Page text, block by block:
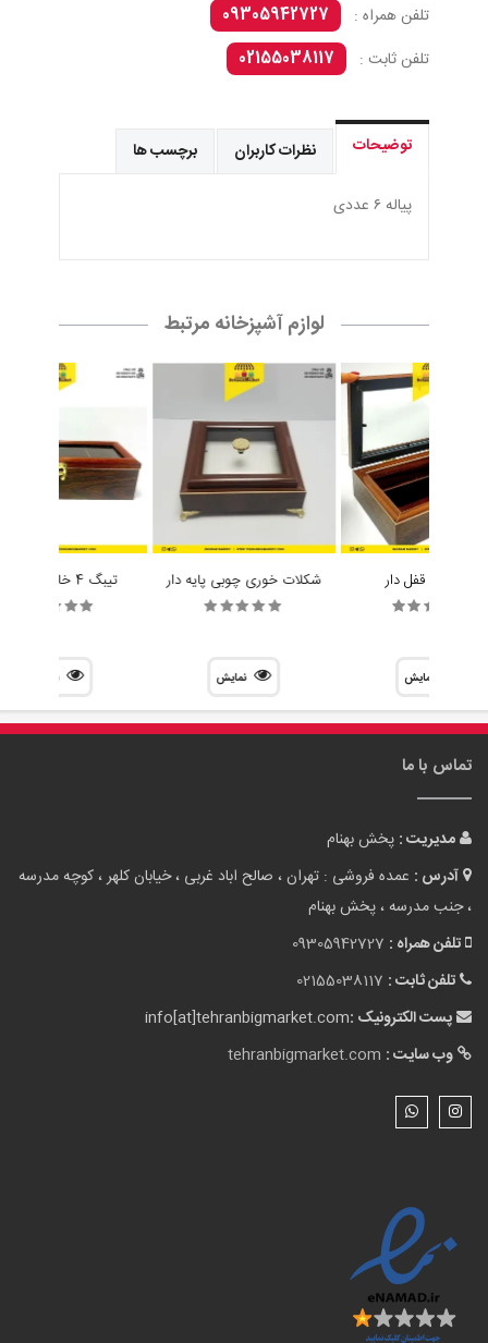
تلفن همراه :
09305942727
تلفن ثابت :
02155038117
توضیحات نظرات کاربران برچسب ها
پياله ٦ عددى
لوازم آشپزخانه مرتبط
جا کاردی قفل دار
نمایش
شکلات خوری چوبی پایه دار
نمایش
تیبگ 4 خانه مستطیل
تماس با ما
مدیریت : پخش بهنام
آدرس : عمده فروشی : تهران ، صالح اباد غربی ، خیابان کلهر ، کوچه مدرسه
، جنب مدرسه ، پخش بهنام
تلفن همراه : 09305942727
تلفن ثابت : 02155038117
پست الکترونیک :info[at]tehranbigmarket.com
وب سایت : tehranbigmarket.com